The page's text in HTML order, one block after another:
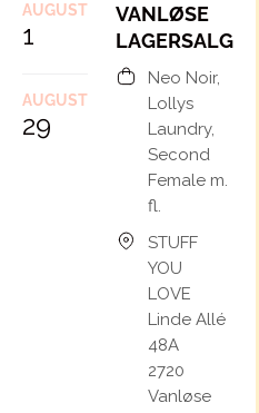
AUGUST
1
AUGUST
29
VANLØSE
LAGERSALG
Neo Noir,
Lollys
Laundry,
Second
Female m.
fl.
STUFF
YOU
LOVE
Linde Allé
48A
2720
Vanløse